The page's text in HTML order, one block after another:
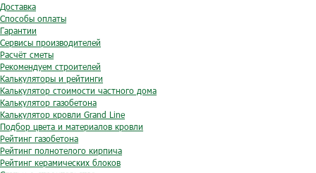
Доставка
Способы оплаты
Гарантии
Сервисы производителей
Расчёт сметы
Рекомендуем строителей
Калькуляторы и рейтинги
Калькулятор стоимости частного дома
Калькулятор газобетона
Калькулятор кровли Grand Line
Подбор цвета и материалов кровли
Рейтинг газобетона
Рейтинг полнотелого кирпича
Рейтинг керамических блоков